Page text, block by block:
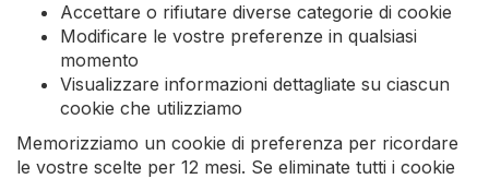
Accettare o rifiutare diverse categorie di cookie
Modificare le vostre preferenze in qualsiasi
momento
Visualizzare informazioni dettagliate su ciascun
cookie che utilizziamo
Memorizziamo un cookie di preferenza per ricordare
le vostre scelte per 12 mesi. Se eliminate tutti i cookie